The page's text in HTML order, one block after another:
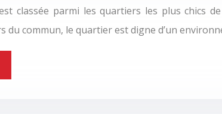
classée parmi les quartiers les plus chics
du commun, le quartier est digne d’un